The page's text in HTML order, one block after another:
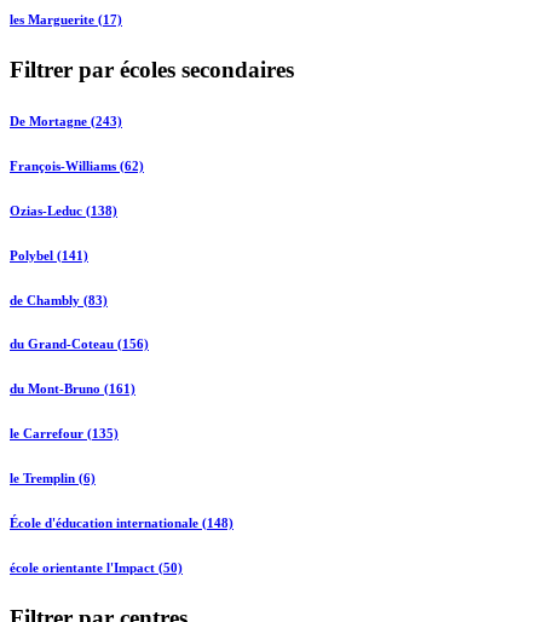
les Marguerite (17)
Filtrer par écoles secondaires
De Mortagne (243)
François-Williams (62)
Ozias-Leduc (138)
Polybel (141)
de Chambly (83)
du Grand-Coteau (156)
du Mont-Bruno (161)
le Carrefour (135)
le Tremplin (6)
École d'éducation internationale (148)
école orientante l'Impact (50)